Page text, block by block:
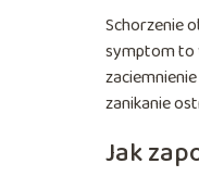
Schorzenie
symptom to
zanikanie
Jak